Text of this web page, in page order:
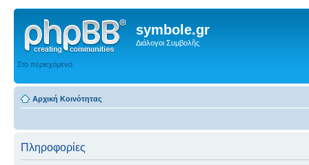
symbole.gr
Διάλογοι Συμβολῆς
Στο περιεχόμενο
Αρχική Κοινότητας
Πληροφορίες